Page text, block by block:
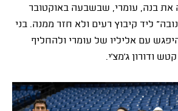
בנה, עומרי, שבשבעה באוקטובר
ליד קיבוץ רעים ולא חזר ממנה. בני
עם אליליו של עומרי ולהחליף
ודורון ג’מצ’י.